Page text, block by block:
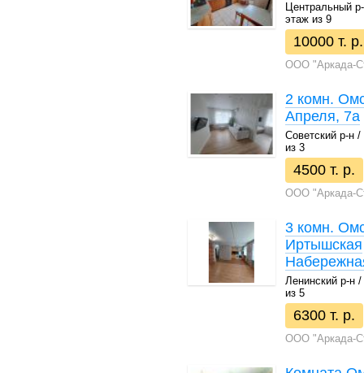
Центральный
этаж из 9
10000 т. р.
ООО "Аркада-
2 комн.
Апреля, 7а
Советский р-н
из 3
4500 т. р.
ООО "Аркада-
3 комн.
Иртышская
Ленинский р-н
из 5
6300 т. р.
ООО "Аркада-